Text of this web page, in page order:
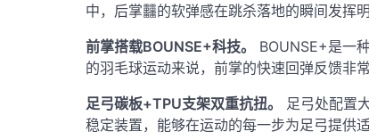
中，后掌䨻的软弹感在跳杀落地的瞬间发挥
前掌搭载BOUNSE+科技。
BOUNSE+是一
的羽毛球运动来说，前掌的快速回弹反馈非
足弓碳板+TPU支架双重抗扭。
足弓处配置
稳定装置，能够在运动的每一步为足弓提供